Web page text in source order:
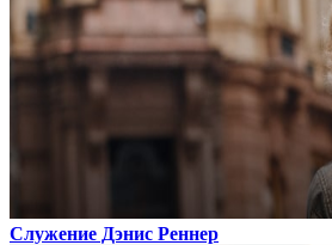
Служение Дэнис Реннер